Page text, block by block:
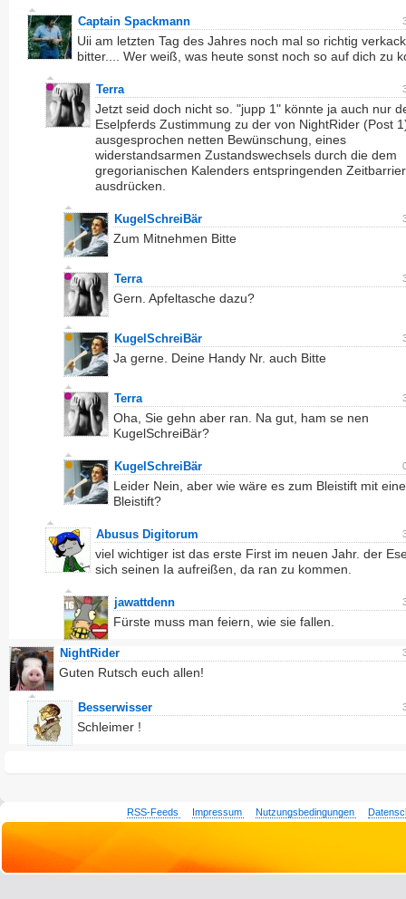
Captain Spackmann
Uii am letzten Tag des Jahres noch mal so richtig
bitter.... Wer weiß, was heute sonst noch so auf dich zu
Terra
Jetzt seid doch nicht so. "jupp 1" könnte ja auch nur
Eselpferds Zustimmung zu der von NightRider (Post
ausgesprochen netten Bewünschung, eines
widerstandsarmen Zustandswechsels durch die dem
gregorianischen Kalenders entspringenden
ausdrücken.
KugelSchreiBär
Zum Mitnehmen Bitte
Terra
Gern. Apfeltasche dazu?
KugelSchreiBär
Ja gerne. Deine Handy Nr. auch Bitte
Terra
Oha, Sie gehn aber ran. Na gut, ham se nen
KugelSchreiBär?
KugelSchreiBär
Leider Nein, aber wie wäre es zum Bleistift mit
Bleistift?
Abusus Digitorum
viel wichtiger ist das erste First im neuen Jahr. der
sich seinen Ia aufreißen, da ran zu kommen.
jawattdenn
Fürste muss man feiern, wie sie fallen.
NightRider
Guten Rutsch euch allen!
Besserwisser
Schleimer !
RSS-Feeds Impressum Nutzungsbedingungen